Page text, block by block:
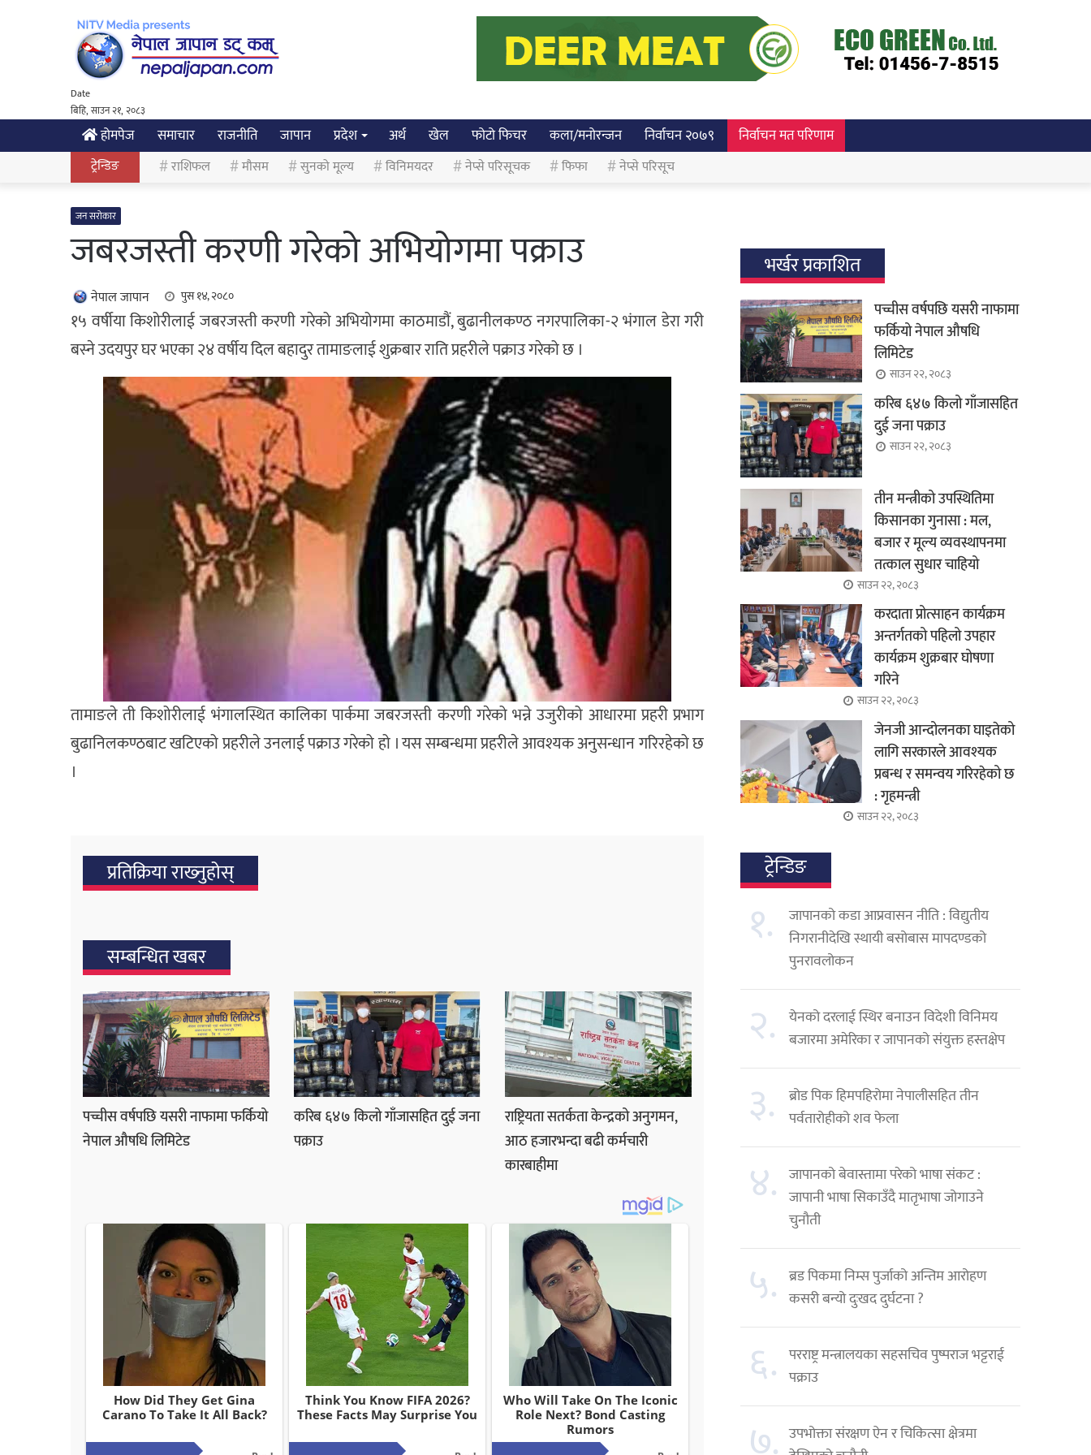
Date
बिहि, साउन २१, २०८३
होमपेज समाचार राजनीति जापान प्रदेश अर्थ खेल फोटो फिचर कला/मनोरन्जन निर्वाचन २०७९ निर्वाचन मत परिणाम
ट्रेन्डिङ राशिफल मौसम सुनको मूल्य विनिमयदर नेप्से परिसूचक फिफा नेप्से परिसूच
जन सरोकार
जबरजस्ती करणी गरेको अभियोगमा पक्राउ
नेपाल जापान पुस १४, २०८०
१५ वर्षीया किशोरीलाई जबरजस्ती करणी गरेको अभियोगमा ‍‍‍‍‍‍‍‍‍‍‍‍‍काठमाडौं, बुढानीलकण्ठ नगरपालिका-२ भंगाल डेरा गरी
बस्ने उदयपुर घर भएका २४ वर्षीय दिल बहादुर तामाङलाई शुक्रबार राति प्रहरीले पक्राउ गरेको छ ।
तामाङले ती किशोरीलाई भंगालस्थित कालिका पार्कमा जबरजस्ती करणी गरेको भन्ने उजुरीको आधारमा प्रहरी प्रभाग
बुढानिलकण्ठबाट खटिएको प्रहरीले उनलाई पक्राउ गरेको हो । यस सम्बन्धमा प्रहरीले आवश्यक अनुसन्धान गरिरहेको छ
।
प्रतिक्रिया राख्‍नुहोस्
सम्बन्धित खबर
पच्चीस वर्षपछि यसरी नाफामा फर्कियो
नेपाल औषधि लिमिटेड
करिब ६४७ किलो गाँजासहित दुई जना
पक्राउ
राष्ट्रियता सतर्कता केन्द्रको अनुगमन,
आठ हजारभन्दा बढी कर्मचारी
कारबाहीमा
भर्खर प्रकाशित
पच्चीस वर्षपछि यसरी नाफामा
फर्कियो नेपाल औषधि
लिमिटेड
साउन २२, २०८३
करिब ६४७ किलो गाँजासहित
दुई जना पक्राउ
साउन २२, २०८३
तीन मन्त्रीको उपस्थितिमा
किसानका गुनासा : मल,
बजार र मूल्य व्यवस्थापनमा
तत्काल सुधार चाहियो
साउन २२, २०८३
करदाता प्रोत्साहन कार्यक्रम
अन्तर्गतको पहिलो उपहार
कार्यक्रम शुक्रबार घोषणा
गरिने
साउन २२, २०८३
जेनजी आन्दोलनका घाइतेको
लागि सरकारले आवश्यक
प्रबन्ध र समन्वय गरिरहेको छ
: गृहमन्त्री
साउन २२, २०८३
ट्रेन्डिङ
१.
जापानको कडा आप्रवासन नीति : विद्युतीय
निगरानीदेखि स्थायी बसोबास मापदण्डको
पुनरावलोकन
२.
येनको दरलाई स्थिर बनाउन विदेशी विनिमय
बजारमा अमेरिका र जापानको संयुक्त हस्तक्षेप
३.
ब्रोड पिक हिमपहिरोमा नेपालीसहित तीन
पर्वतारोहीको शव फेला
४. जापानको बेवास्तामा परेको भाषा संकट :
जापानी भाषा सिकाउँदै मातृभाषा जोगाउने
चुनौती
५. ब्रड पिकमा निम्स पुर्जाको अन्तिम आरोहण
कसरी बन्यो दुःखद दुर्घटना ?
६. परराष्ट्र मन्त्रालयका सहसचिव पुष्पराज भट्टराई
पक्राउ
उपभोक्ता संरक्षण ऐन र चिकित्सा क्षेत्रमा